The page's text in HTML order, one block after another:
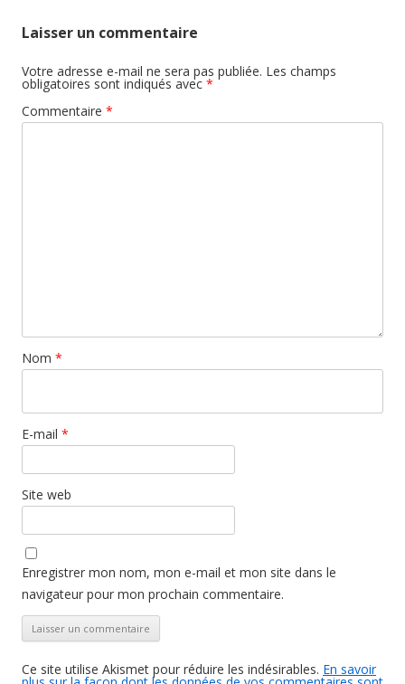
Laisser un commentaire
Votre adresse e-mail ne sera pas publiée. Les champs
obligatoires sont indiqués avec *
Commentaire *
Nom *
E-mail *
Site web
Enregistrer mon nom, mon e-mail et mon site dans le
navigateur pour mon prochain commentaire.
Ce site utilise Akismet pour réduire les indésirables. En savoir